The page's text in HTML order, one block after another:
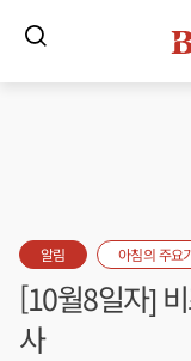
알림 아침의 주요
[10월8일자]
사